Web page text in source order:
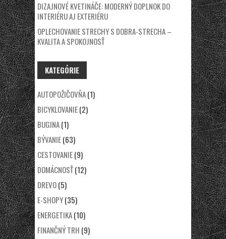
DIZAJNOVÉ KVETINÁČE: MODERNÝ DOPLNOK DO
INTERIÉRU AJ EXTERIÉRU
OPLECHOVANIE STRECHY S DOBRA-STRECHA –
KVALITA A SPOKOJNOSŤ
KATEGÓRIE
AUTOPOŽIČOVŇA(1)
BICYKLOVANIE(2)
BUGINA(1)
BÝVANIE(63)
CESTOVANIE(9)
DOMÁCNOSŤ(12)
DREVO(5)
E-SHOPY(35)
ENERGETIKA(10)
FINANČNÝ TRH (9)